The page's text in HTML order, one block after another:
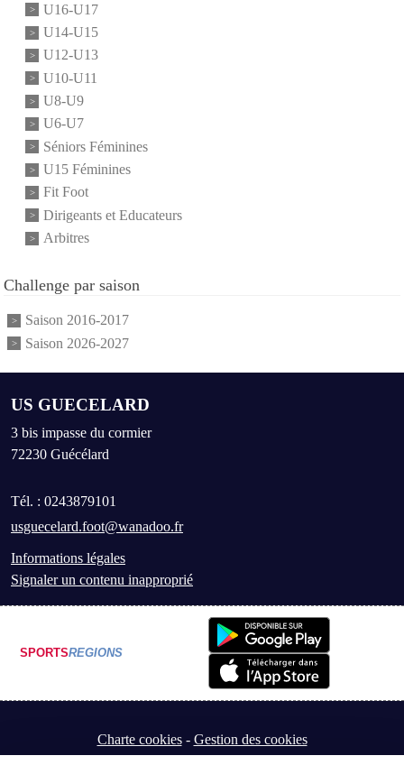
U16-U17
U14-U15
U12-U13
U10-U11
U8-U9
U6-U7
Séniors Féminines
U15 Féminines
Fit Foot
Dirigeants et Educateurs
Arbitres
Challenge par saison
Saison 2016-2017
Saison 2026-2027
US GUECELARD
3 bis impasse du cormier
72230 Guécélard
Tél. : 0243879101
usguecelard.foot@wanadoo.fr
Informations légales
Signaler un contenu inapproprié
SPORTSREGIONS
Charte cookies Gestion des cookies